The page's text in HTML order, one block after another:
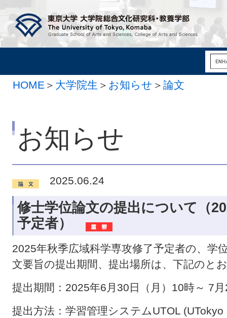
HOME ＞ 大学院生 ＞ お知らせ ＞ 論文
お知らせ
2025.06.24
修士学位論文の提出について（
予定者）
2025年秋季広域科学専攻修了予定者の、学
文要旨の提出期間、提出場所は、下記のと
提出期間：2025年6月30日（月）10時～ 7
提出方法：学習管理システムUTOL